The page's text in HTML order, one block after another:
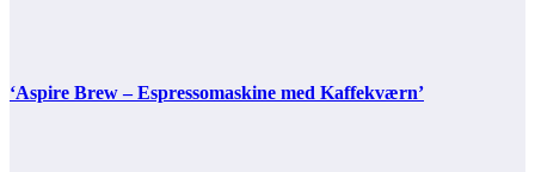
‘Aspire Brew – Espressomaskine med Kaffekværn’